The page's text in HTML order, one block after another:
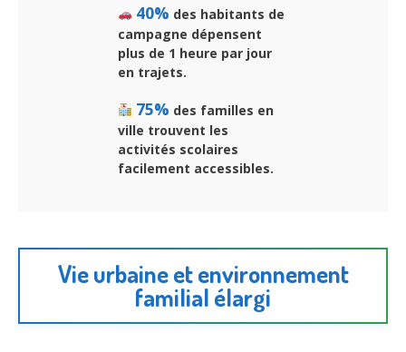
40% des habitants de
campagne dépensent
plus de 1 heure par jour
en trajets.
75% des familles en
ville trouvent les
activités scolaires
facilement accessibles.
Vie urbaine et environnement
familial élargi